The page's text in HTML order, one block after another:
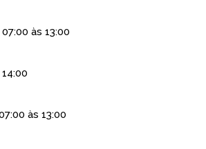
às 13:00
às 13:00